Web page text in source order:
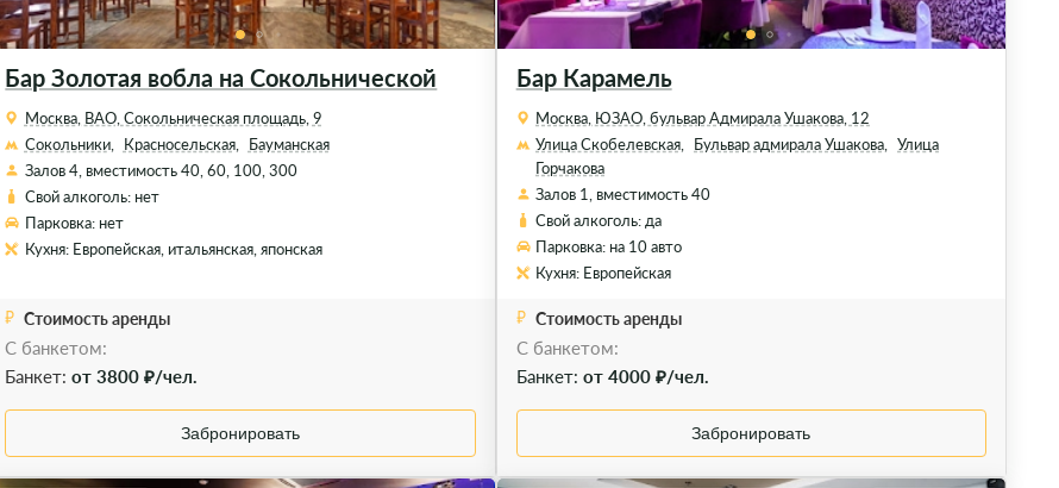
Бар Золотая вобла на Сокольнической
Москва, ВАО, Сокольническая площадь, 9
Сокольники,
Красносельская,
Бауманская
Залов 4, вместимость 40, 60, 100, 300
Свой алкоголь: нет
Парковка: нет
Кухня: Европейская, итальянская, японская
Стоимость аренды
С банкетом:
Банкет:от 3800 ₽/чел.
Забронировать
Бар Карамель
Москва, ЮЗАО, бульвар Адмирала Ушакова, 12
Улица Скобелевская,
Бульвар адмирала Ушакова,
Улица
Горчакова
Залов 1, вместимость 40
Свой алкоголь: да
Парковка: на 10 авто
Кухня: Европейская
Стоимость аренды
C банкетом:
Банкет: от 4000 ₽/чел.
Забронировать